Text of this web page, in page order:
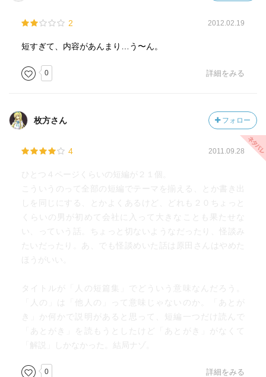
2 2012.02.19
短すぎて、内容があんまり…う〜ん。
0 詳細をみる
枚方さん フォロー
4 2011.09.28
ひとつ４ページくらいの短編が２１個。
こういうのって全部の短編でテーマを揃える、とか書き出
しを同じにする、とかよくあるけど、どれも２０ちょっと
くらいの男が初めて会社に入って大きなことも果たせな
い、っていう話。ちょっと切ないようなだったり、怪談み
たいだったり。あ、でも怪談めいた話は原田さんはやめた
ほうがいい。
タイトルが「人の短篇集」でどういう意味なんだろう。
「人の」は「他人の」って意味じゃないのか。「あとが
き」か何かで説明があると思って、短編一つだけ読んで
「あとがき」を読もうとしたけど「あとがき」がなくて
「解説」しかなかった。結局ナゾ。
0 詳細をみる